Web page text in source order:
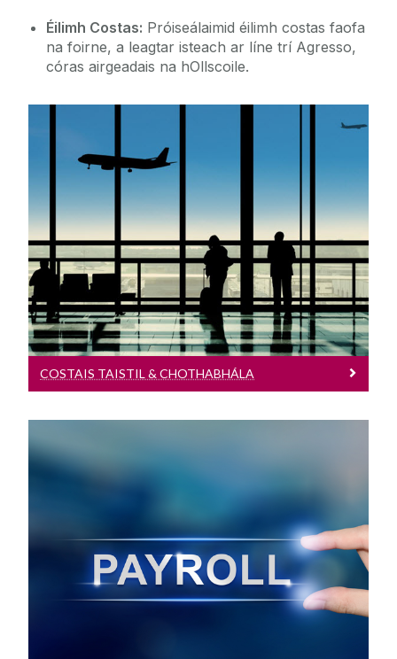
Éilimh Costas: Próiseálaimid éilimh costas faofa
na foirne, a leagtar isteach ar líne trí Agresso,
córas airgeadais na hOllscoile.
Costais Taistil & Chothabhála
Costais Taistil & Chothabhála, an t-eolas
ar fad a bheidh uait
COSTAIS TAISTIL & CHOTHABHÁLA
Eolas Faoin BPárolla
Gheobhaidh tú freagra do cheiste faoin
bpárolla anseo